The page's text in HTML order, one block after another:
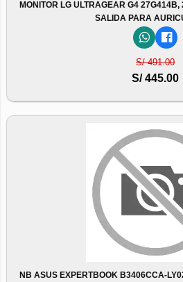
MONITOR LG ULTRAGEAR G4 27G414B,
SALIDA PARA
S/ 491.00
S/ 445.00
NB ASUS EXPERTBOOK B3406CCA-